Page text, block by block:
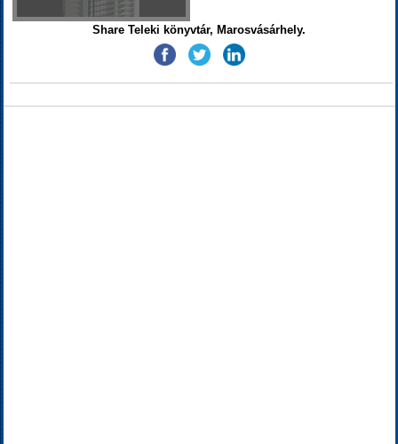
Share Teleki könyvtár, Marosvásárhely.